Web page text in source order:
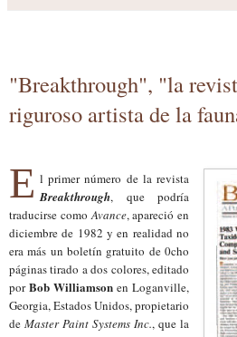
"Breakthrough", "la
riguroso artista de la
E l primer número de la revista
Breakthrough, que podría
traducirse como Avance, apareció en
diciembre de 1982 y en realidad no
era más un boletín gratuito de 0cho
páginas tirado a dos colores, editado
porBob Williamson en Loganville,
Georgia, Estados Unidos, propietario
deMaster Paint Systems Inc., que la